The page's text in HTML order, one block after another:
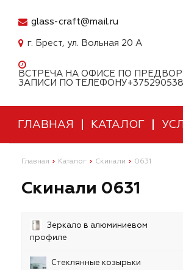
glass-craft@mail.ru
г. Брест, ул. Вольная 20 А
ВСТРЕЧА НА ОФИСЕ ПО
ЗАПИСИ ПО
ГЛАВНАЯ КАТАЛОГ
Главная Каталог Скинали 0631
Скинали 0631
Зеркало в алюминиевом
профиле
Стеклянные козырьки